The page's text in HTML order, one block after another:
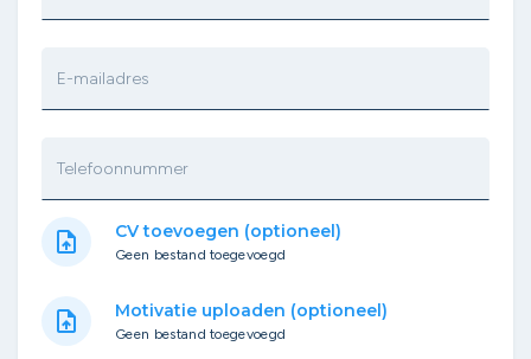
E-mailadres
Telefoonnummer
upload_file CV toevoegen (optioneel)
Geen bestand toegevoegd
upload_file Motivatie uploaden (optioneel)
Geen bestand toegevoegd